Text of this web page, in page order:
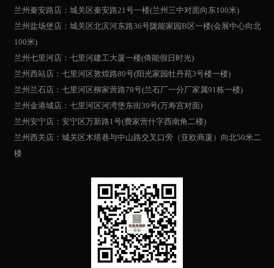
兰州秦安路店：城关区秦安路21号一楼(兰州三中对面向东100米)
兰州盐场堡店：城关区北滨河东路36号陇能家园B区一楼(会展中心向北
100米)
兰州七里河店：七里河建工大厦一楼(倚能假日时光)
兰州西站店：七里河区敦煌路80号(阳光家园牡丹苑3号楼一楼)
兰州兰石店：七里河区柳家营路78号(兰石厂一分厂家属91栋一楼)
兰州金港城店：七里河区河湾堡东街39号(万寿宫对面)
兰州安宁店：安宁区万新路1号(费家营什字西南角二楼)
兰州西关店：城关区木塔巷与中山路交叉口旁（亚欧商厦）向北50米二
楼